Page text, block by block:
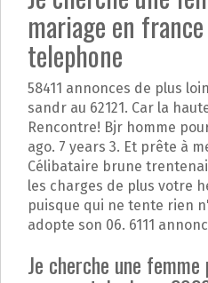
mariage en
telephone
58411 annonces de plus
sandr au 62121. Car la
Rencontre! Bjr homme
ago. 7 years 3. Et prête à
Célibataire brune
les charges de plus votre
puisque qui ne tente rien
adopte son 06. 6111
Je cherche une